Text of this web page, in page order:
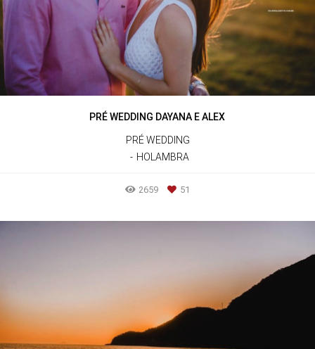
PRÉ WEDDING DAYANA E ALEX
PRÉ WEDDING
HOLAMBRA
2659 51